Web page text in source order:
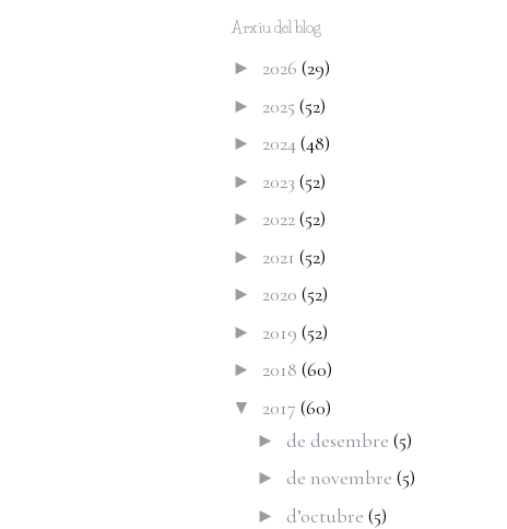
Arxiu del blog
► 2026 (29)
► 2025 (52)
► 2024(48)
► 2023 (52)
► 2022(52)
► 2021 (52)
► 2020 (52)
► 2019 (52)
► 2018 (60)
▼ 2017 (60)
► de desembre (5)
► de novembre (5)
► d’octubre (5)